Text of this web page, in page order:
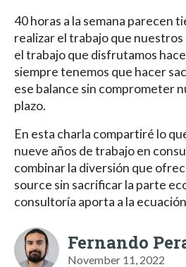
40 horas a la semana parecen
realizar el trabajo que
el trabajo que disfrutamos
siempre tenemos que hacer
ese balance sin comprometer
plazo.
En esta charla compartiré lo
nueve años de trabajo en
combinar la diversión que
source sin sacrificar la parte
consultoría aporta a la
Fernando
November 11, 2022